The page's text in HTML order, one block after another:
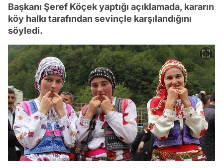
Başkanı Şeref Köçek yaptığı açıklamada, kararın
köy halkı tarafından sevinçle karşılandığını
söyledi.